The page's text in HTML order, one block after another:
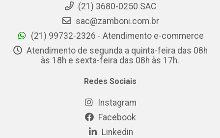
(21) 3680-0250 SAC
sac@zamboni.com.br
(21) 99732-2326 - Atendimento e-commerce
Atendimento de segunda a quinta-feira das 08h
às 18h e sexta-feira das 08h às 17h.
Redes Sociais
Instagram
Facebook
Linkedin